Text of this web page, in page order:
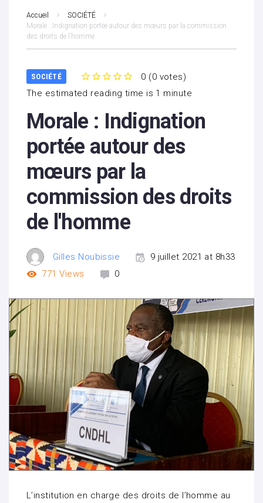
Accueil
SOCIÉTÉ
Morale : Indignation portée autour des mœurs par la commission
des droits de l’homme
SOCIÉTÉ
5
3
1
0 (0 votes)
The estimated reading time is 1 minute
Morale : Indignation
portée autour des
mœurs par la
commission des droits
de l'homme
Gilles Noubissie
9 juillet 2021 at 8h33
771 Views 0
L’institution en charge des droits de l’homme au